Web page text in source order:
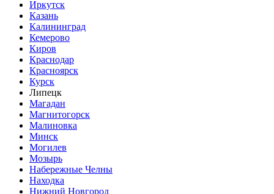
Иркутск
Казань
Калининград
Кемерово
Киров
Краснодар
Красноярск
Курск
Липецк
Магадан
Магнитогорск
Малиновка
Минск
Могилев
Мозырь
Набережные Челны
Находка
Нижний Новгород